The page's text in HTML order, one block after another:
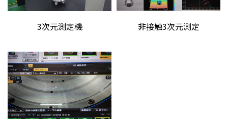
3次元測定機 非接触3次元測定